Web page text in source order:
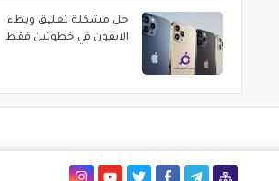
حل مشكلة تعليق وبطء
الايفون في خطوتين فقط